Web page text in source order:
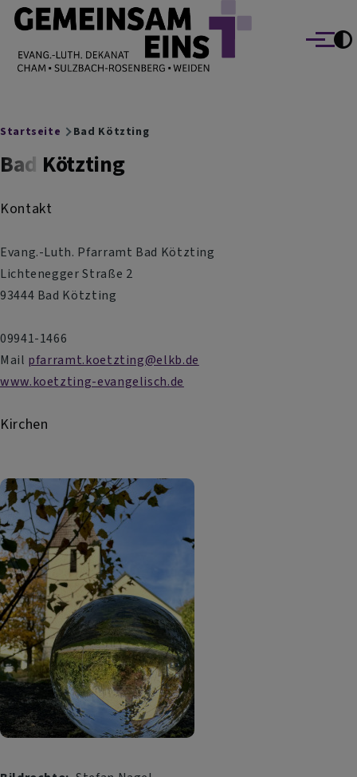
Direkt zum Inhalt
EVANG.-LUTH. DEKANAT GEMEINSAM EINS
Cham Sulzbach-Rosenberg Weiden
Menü
Breadcrumb
Startseite Bad Kötzting
Bad Kötzting
Kontakt
Evang.-Luth. Pfarramt Bad Kötzting
Lichtenegger Straße 2
93444 Bad Kötzting
09941-1466
Mail pfarramt.koetzting@elkb.de
www.koetzting-evangelisch.de
Kirchen